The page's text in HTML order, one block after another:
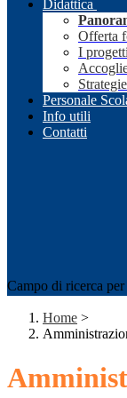
Didattica
Offerta
I
Personale
Info utili
Contatti
Campo di ricerca
Home >